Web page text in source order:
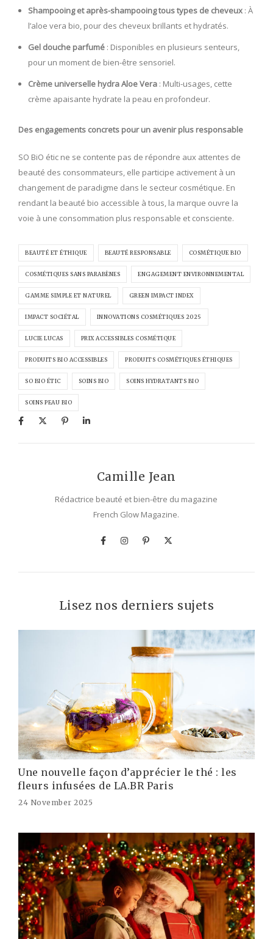
Shampooing et après-shampooing tous types de cheveux : À
l’aloe vera bio, pour des cheveux brillants et hydratés.
Gel douche parfumé : Disponibles en plusieurs senteurs,
pour un moment de bien-être sensoriel.
Crème universelle hydra Aloe Vera : Multi-usages, cette
crème apaisante hydrate la peau en profondeur.
Des engagements concrets pour un avenir plus responsable
SO BiO étic ne se contente pas de répondre aux attentes de
beauté des consommateurs, elle participe activement à un
changement de paradigme dans le secteur cosmétique. En
rendant la beauté bio accessible à tous, la marque ouvre la
voie à une consommation plus responsable et consciente.
BEAUTÉ ET ÉTHIQUE BEAUTÉ RESPONSABLE COSMÉTIQUE BIO
COSMÉTIQUES SANS PARABÈNES ENGAGEMENT ENVIRONNEMENTAL
GAMME SIMPLE ET NATUREL GREEN IMPACT INDEX
IMPACT SOCIÉTAL INNOVATIONS COSMÉTIQUES 2025
LUCIE LUCAS PRIX ACCESSIBLES COSMÉTIQUE
PRODUITS BIO ACCESSIBLES PRODUITS COSMÉTIQUES ÉTHIQUES
SO BIO ÉTIC SOINS BIO SOINS HYDRATANTS BIO
SOINS PEAU BIO
Camille Jean
Rédactrice beauté et bien-être du magazine
French Glow Magazine.
Lisez nos derniers sujets
Une nouvelle façon d’apprécier le thé : les
fleurs infusées de LA.BR Paris
24 November 2025